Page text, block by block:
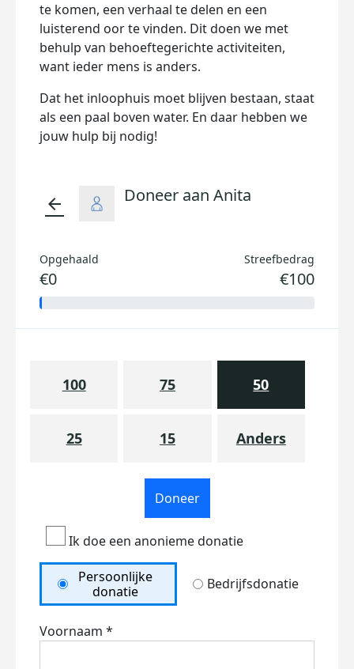
te komen, een verhaal te delen en een
luisterend oor te vinden. Dit doen we met
behulp van behoeftegerichte activiteiten,
want ieder mens is anders.
Dat het inloophuis moet blijven bestaan, staat
als een paal boven water. En daar hebben we
jouw hulp bij nodig!
arrow_back Doneer aan Anita
Opgehaald
€0
Streefbedrag
€100
100 75 50
25 15 Anders
Doneer
Ik doe een anonieme donatie
Persoonlijke
donatie
Bedrijfsdonatie
Voornaam *